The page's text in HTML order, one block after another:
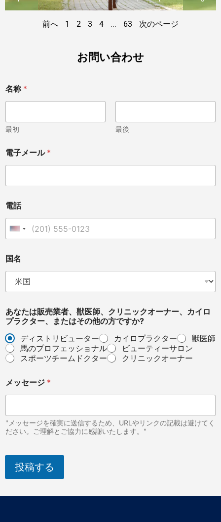
前へ 1 2 3 4 ... 63 次のページ
お問い合わせ
名称 *
最初 最後
電子メール *
電話
United States +1
な
た
販
業
者
、
獣
医
師
、
リ
ニ
オ
ー
、
イ
プ
国名
あなたは販売業者、獣医師、クリニックオーナー、カイロ
プラクター、またはその他の方ですか?
ディストリビューター
カイロプラクター
獣医師
馬のプロフェッショナル
ビューティーサロン
スポーツチームドクター
クリニックオーナー
メッセージ *
"メッセージを確実に送信するため、URLやリンクの記載は避けてく
ださい。ご理解とご協力に感謝いたします。"
投稿する